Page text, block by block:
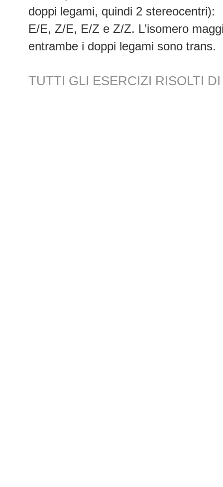
doppi legami, quindi 2 stereocentri):
E/E, Z/E, E/Z e Z/Z. L’isomero
entrambe i doppi legami sono trans.
TUTTI GLI ESERCIZI RISOLTI